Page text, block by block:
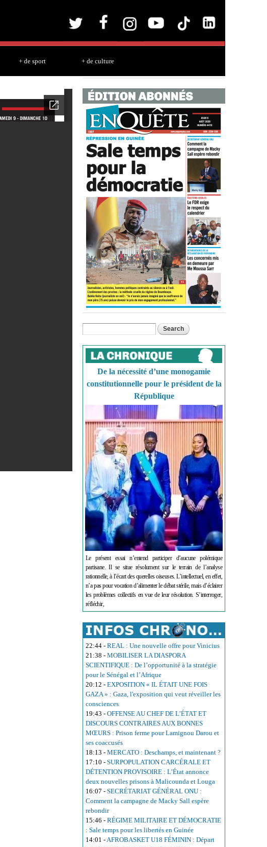
+ de sport + de culture
Search form
De la nécessité d’une monogamie
constitutionnelle pour le président de la
République
Le présent essai n’entend participer d’aucune polémique
partisane. Il se situe résolument sur le terrain de l’analyse
rationnelle, à l’écart des querelles oiseuses. L’intellectuel, en effet,
n’a pas pour vocation d’alimenter le débat stérile, mais d’éclairer
les problèmes collectifs en vue de leur résolution. S’interroger,
réfléchir,
22:44 - REAL : Une nouvelle offre pour Vinicius
21:38 - MOBILISER LA DIASPORA
SCIENTIFIQUE : De l’opportunité à la stratégie
pour le Sénégal et l’Afrique
20:12 - EXPOSITION « IL ÉTAIT UNE FOIS
GAZA » : Gaza, l'exposition qui veut réveiller les
consciences
19:43 - OFFENSE AU CHEF DE L’ÉTAT ET
DISCOURS CONTRAIRES AUX BONNES
MŒURS : Prison ferme pour Lamignou Darou et
ses coaccusés
18:13 - MERCATO : Deschamps, et maintenant ?
17:10 - SURPOPULATION CARCÉRALE ET
DÉTENTION PROVISOIRE : L’État annonce
deux nouvelles prisons à Malicounda et Louga
16:07 - SECRÉTARIAT GÉNÉRAL ONU :
Comment la campagne de Macky Sall espère
rebondir
15:46 - RÉGIME MILITAIRE ET DÉMOCRATIE
: Sale temps pour les libertés en Guinée
14:01 -AFROBASKET U18 FÉMININ : Départ